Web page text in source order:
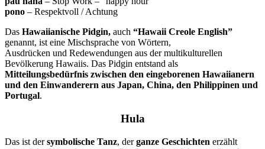
pono – Respektvoll / Achtung
Das Hawaiianische Pidgin, auch “Hawaii Creole English”
genannt, ist eine Mischsprache von Wörtern,
Ausdrücken und Redewendungen aus der multikulturellen
Bevölkerung Hawaiis. Das Pidgin entstand als
Mitteilungsbedürfnis zwischen den eingeborenen Hawaiianern
und den Einwanderern aus Japan, China, den Philippinen und
Portugal.
Hula
Das ist dersymbolische Tanz, derganze Geschichten erzählt